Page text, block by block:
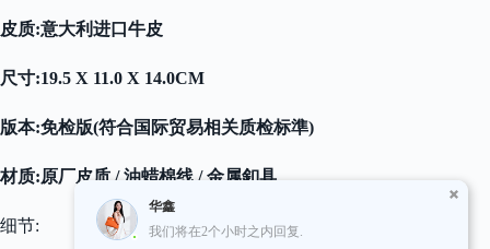
皮质:意大利进口牛皮
尺寸:19.5 X 11.0 X 14.0CM
版本:免检版(符合国际贸易相关质检标準)
材质:原厂皮质 / 油蜡棉线 / 金属釦具
细节:
华鑫
我们将在2个小时之内回复.